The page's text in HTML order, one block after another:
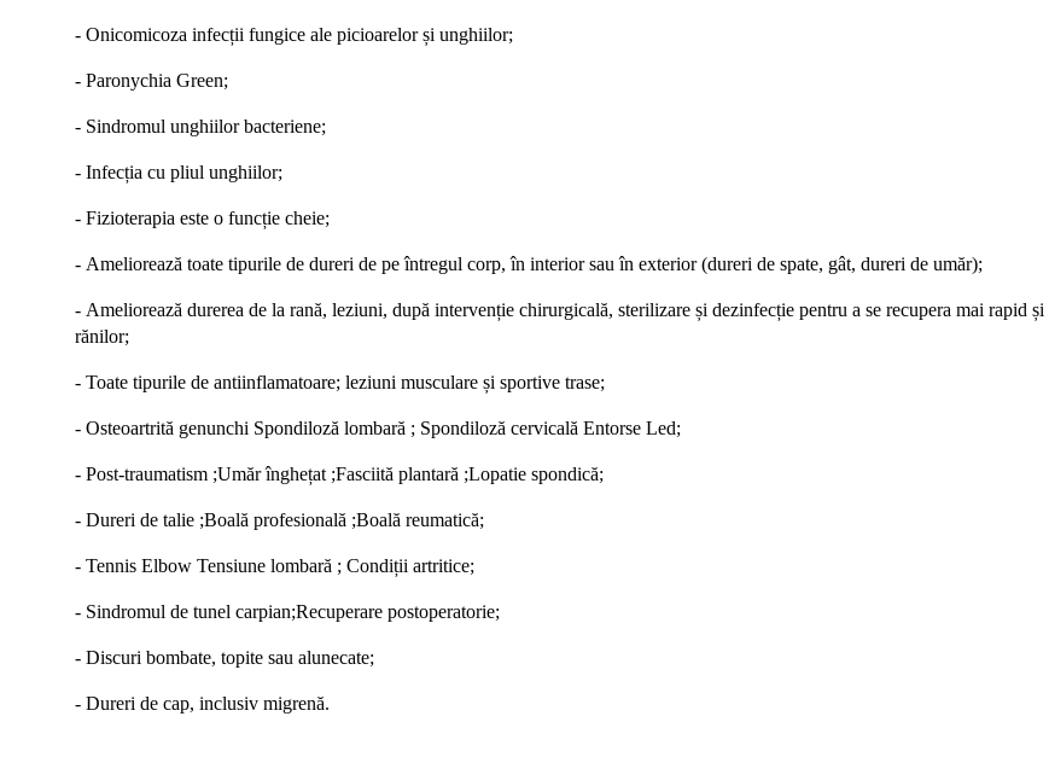
- Onicomicoza infecții fungice ale picioarelor și unghiilor;
- Paronychia Green;
- Sindromul unghiilor bacteriene;
- Infecția cu pliul unghiilor;
- Fizioterapia este o funcție cheie;
- Ameliorează toate tipurile de dureri de pe întregul corp, în interior sau în exterior (dureri de spate, gât, dureri de umăr);
- Ameliorează durerea de la rană, leziuni, după intervenție chirurgicală, sterilizare și dezinfecție pentru a se recupera mai rapid
rănilor;
- Toate tipurile de antiinflamatoare; leziuni musculare și sportive trase;
- Osteoartrită genunchi Spondiloză lombară ; Spondiloză cervicală Entorse Led;
- Post-traumatism ;Umăr înghețat ;Fasciită plantară ;Lopatie spondică;
- Dureri de talie ;Boală profesională ;Boală reumatică;
- Tennis Elbow Tensiune lombară ; Condiții artritice;
- Sindromul de tunel carpian;Recuperare postoperatorie;
- Discuri bombate, topite sau alunecate;
- Dureri de cap, inclusiv migrenă.